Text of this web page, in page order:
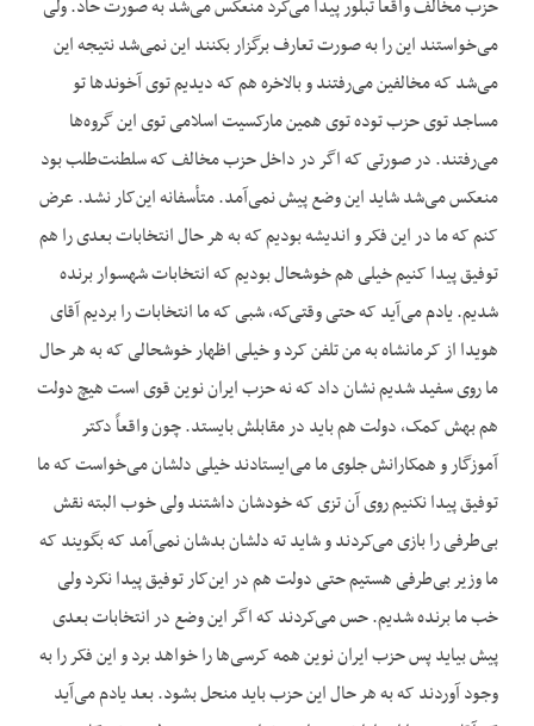
حزب مخالف واقعاً تبلور پیدا می‌کرد منعکس می‌شد به صورت حاد. ولی
می‌خواستند این را به صورت تعارف برگزار بکنند این نمی‌شد نتیجه این
می‌شد که مخالفین می‌رفتند و بالاخره هم که دیدیم توی آخوندها تو
مساجد توی حزب توده توی همین مارکسیت اسلامی توی این گروه‌ها
می‌رفتند. در صورتی که اگر در داخل حزب مخالف که سلطنت‌طلب بود
منعکس می‌شد شاید این وضع پیش نمی‌آمد. متأسفانه این‌کار نشد. عرض
کنم که ما در این فکر و اندیشه بودیم که به هر حال انتخابات بعدی را هم
توفیق پیدا کنیم خیلی هم خوشحال بودیم که انتخابات شهسوار برنده
شدیم. یادم می‌آید که حتی وقتی‌که، شبی که ما انتخابات را بردیم آقای
هویدا از کرمانشاه به من تلفن کرد و خیلی اظهار خوشحالی که به هر حال
ما روی سفید شدیم نشان داد که نه حزب ایران نوین قوی است هیچ دولت
هم بهش کمک، دولت هم باید در مقابلش بایستد. چون واقعاً دکتر
آموزگار و همکارانش جلوی ما می‌ایستادند خیلی دلشان می‌خواست که ما
توفیق پیدا نکنیم روی آن تزی که خودشان داشتند ولی خوب البته نقش
بی‌طرفی را بازی می‌کردند و شاید ته دلشان بدشان نمی‌آمد که بگویند که
ما وزیر بی‌طرفی هستیم حتی دولت هم در این‌کار توفیق پیدا نکرد ولی
خب ما برنده شدیم. حس می‌کردند که اگر این وضع در انتخابات بعدی
پیش بیاید پس حزب ایران نوین همه کرسی‌ها را خواهد برد و این فکر را به
وجود آوردند که به هر حال این حزب باید منحل بشود. بعد یادم می‌آید